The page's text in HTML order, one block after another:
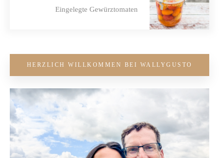
Eingelegte Gewürztomaten
HERZLICH WILLKOMMEN BEI WALLYGUSTO